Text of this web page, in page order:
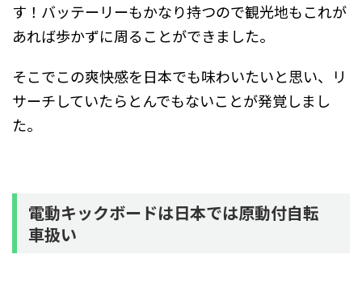
す！バッテーリーもかなり持つので観光地もこれが
あれば歩かずに周ることができました。
そこでこの爽快感を日本でも味わいたいと思い、リ
サーチしていたらとんでもないことが発覚しまし
た。
電動キックボードは日本では原動付自転
車扱い